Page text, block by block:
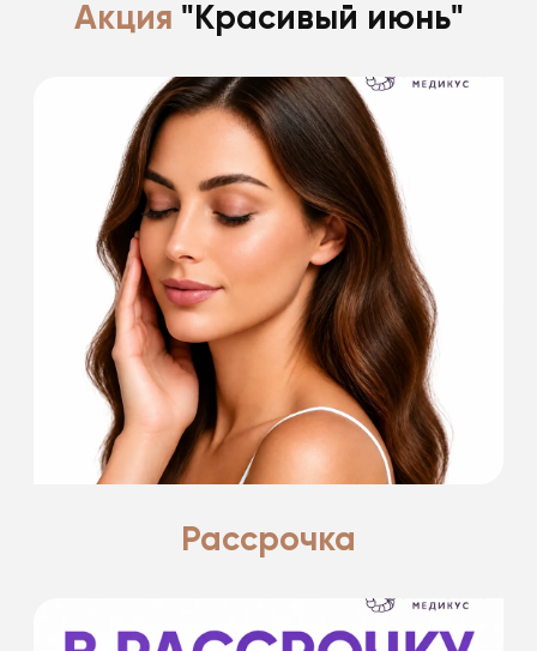
Акция "Красивый июнь"
Есть что-то прекрасное в лете.
Поделимся с вами всеми секретами.
Подробнее
Рассрочка